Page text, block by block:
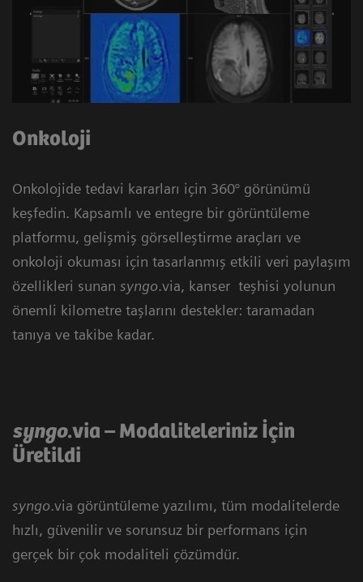
Onkoloji
Onkolojide tedavi kararları için 360° görünümü
keşfedin. Kapsamlı ve entegre bir görüntüleme
platformu, gelişmiş görselleştirme araçları ve
onkoloji okuması için tasarlanmış etkili veri paylaşım
özellikleri sunan syngo.via, kanser teşhisi yolunun
önemli kilometre taşlarını destekler: taramadan
tanıya ve takibe kadar.
syngo.via – Modaliteleriniz İçin
Üretildi
syngo.via görüntüleme yazılımı, tüm modalitelerde
hızlı, güvenilir ve sorunsuz bir performans için
gerçek bir çok modaliteli çözümdür.